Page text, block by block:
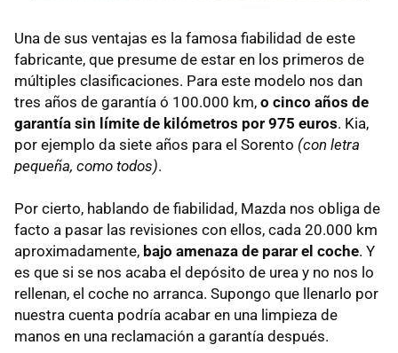
Una de sus ventajas es la famosa fiabilidad de este
fabricante, que presume de estar en los primeros de
múltiples clasificaciones. Para este modelo nos dan
tres años de garantía ó 100.000 km, o cinco años de
garantía sin límite de kilómetros por 975 euros. Kia,
por ejemplo da siete años para el Sorento (con letra
pequeña, como todos).
Por cierto, hablando de fiabilidad, Mazda nos obliga de
facto a pasar las revisiones con ellos, cada 20.000 km
aproximadamente, bajo amenaza de parar el coche. Y
es que si se nos acaba el depósito de urea y no nos lo
rellenan, el coche no arranca. Supongo que llenarlo por
nuestra cuenta podría acabar en una limpieza de
manos en una reclamación a garantía después.